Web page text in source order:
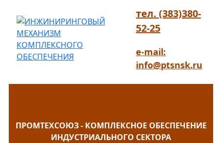
тел. (383)380-
52-25
e-mail:
info@ptsnsk.ru
ПРОМТЕХСОЮЗ - КОМПЛЕКСНОЕ ОБЕСПЕЧЕНИЕ
ИНДУСТРИАЛЬНОГО СЕКТОРА